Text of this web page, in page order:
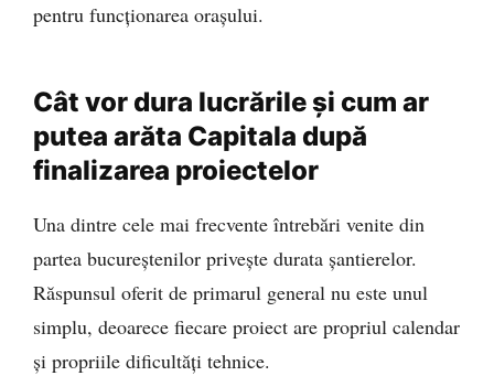
pentru funcționarea orașului.
Cât vor dura lucrările și cum ar
putea arăta Capitala după
finalizarea proiectelor
Una dintre cele mai frecvente întrebări venite din
partea bucureștenilor privește durata șantierelor.
Răspunsul oferit de primarul general nu este unul
simplu, deoarece fiecare proiect are propriul calendar
și propriile dificultăți tehnice.